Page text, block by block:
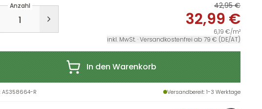
Anzahl 42,95 €
32,99 €
6,19 €/m²
inkl. MwSt. · Versandkostenfrei ab 79 € (DE/AT)
In den Warenkorb
:AS358664-R Versandbereit: 1-3 Werktage